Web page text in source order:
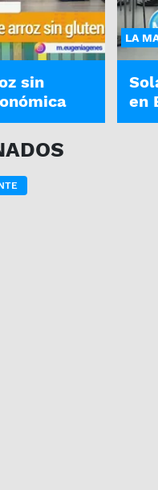
sin
LA
en